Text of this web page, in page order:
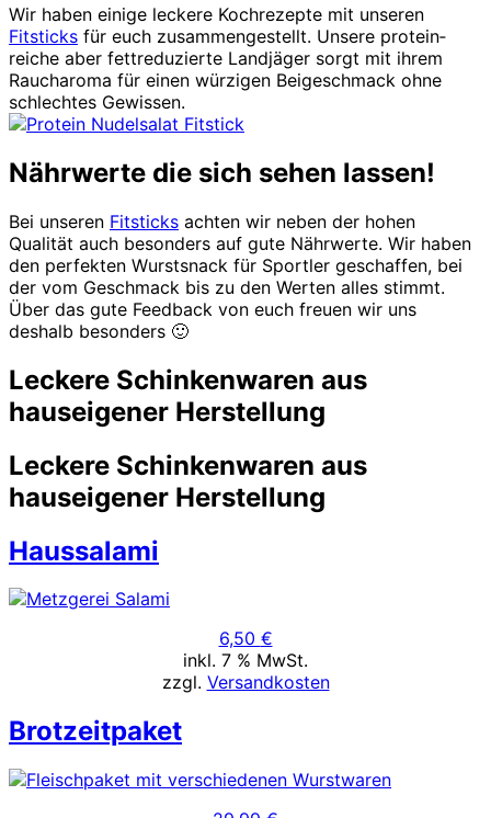
Wir haben einige leckere Kochrezepte mit unseren
Fitsticks für euch zusammen­gestellt. Unsere protein­
reiche aber fett­reduzierte Landjäger sorgt mit ihrem
Rauch­aroma für einen würzigen Bei­geschmack ohne
schlechtes Gewissen.
Nährwerte die sich sehen lassen!
Bei unseren Fitsticks achten wir neben der hohen
Qualität auch besonders auf gute Nährwerte. Wir haben
den perfekten Wurstsnack für Sportler geschaffen, bei
der vom Geschmack bis zu den Werten alles stimmt.
Über das gute Feed­back von euch freuen wir uns
deshalb besonders 🙂
Leckere Schinkenwaren aus
hauseigener Herstellung
Leckere Schinkenwaren aus
hauseigener Herstellung
Haussalami
6,50 €
inkl. 7 % MwSt.
zzgl. Versandkosten
Brotzeitpaket